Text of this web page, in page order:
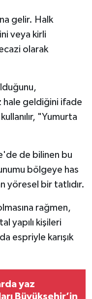
gelir. Halk
veya kirli
olarak
hale geldiğini ifade
"Yumurta
de bilinen bu
bölgeye has
yöresel bir tatlıdır.
rağmen,
yapılı kişileri
espriyle karışık
yaz
Büyükşehir’in